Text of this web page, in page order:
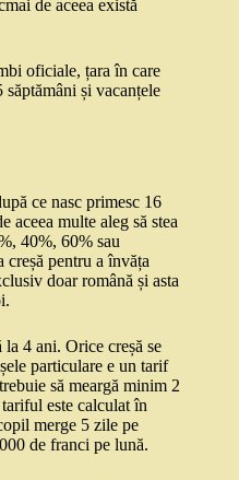
de aceea există
oficiale, țara în care
și vacanțele
ce nasc primesc 16
aceea multe aleg să stea
40%, 60% sau
pentru a învăța
doar română și asta
4 ani. Orice creșă se
particulare e un tarif
să meargă minim 2
este calculat în
merge 5 zile pe
de franci pe lună.